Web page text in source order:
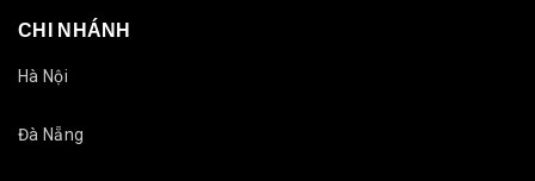
CHI NHÁNH
Hà Nội
Đà Nẵng